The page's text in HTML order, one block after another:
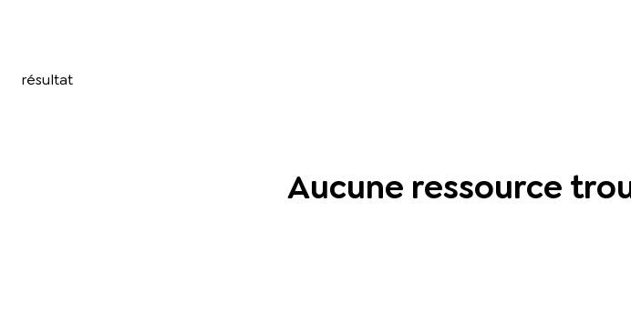
résultat
Aucune ressource